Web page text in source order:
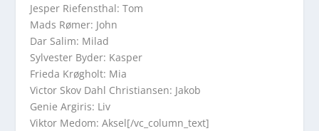
Jesper Riefensthal: Tom
Mads Rømer: John
Dar Salim: Milad
Sylvester Byder: Kasper
Frieda Krøgholt: Mia
Victor Skov Dahl Christiansen: Jakob
Genie Argiris: Liv
Viktor Medom: Aksel[/vc_column_text]